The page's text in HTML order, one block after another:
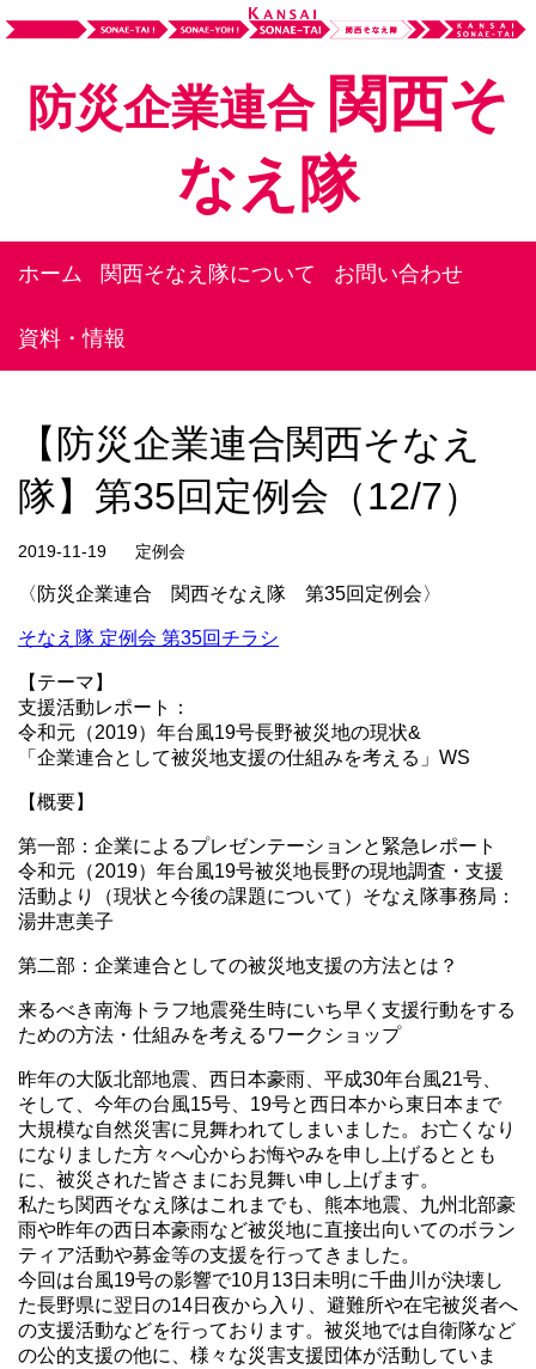
防災企業連合 関西そ
なえ隊
ホーム 関西そなえ隊について お問い合わせ
資料・情報
【防災企業連合関西そなえ
隊】第35回定例会（12/7）
2019-11-19 定例会
〈防災企業連合 関西そなえ隊 第35回定例会〉
そなえ隊 定例会 第35回チラシ
【テーマ】
支援活動レポート：
令和元（2019）年台風19号長野被災地の現状&
「企業連合として被災地支援の仕組みを考える」WS
【概要】
第一部：企業によるプレゼンテーションと緊急レポート
令和元（2019）年台風19号被災地長野の現地調査・支援
活動より（現状と今後の課題について）そなえ隊事務局：
湯井恵美子
第二部：企業連合としての被災地支援の方法とは？
来るべき南海トラフ地震発生時にいち早く支援行動をする
ための方法・仕組みを考えるワークショップ
昨年の大阪北部地震、西日本豪雨、平成30年台風21号、
そして、今年の台風15号、19号と西日本から東日本まで
大規模な自然災害に見舞われてしまいました。お亡くなり
になりました方々へ心からお悔やみを申し上げるととも
に、被災された皆さまにお見舞い申し上げます。
私たち関西そなえ隊はこれまでも、熊本地震、九州北部豪
雨や昨年の西日本豪雨など被災地に直接出向いてのボラン
ティア活動や募金等の支援を行ってきました。
今回は台風19号の影響で10月13日未明に千曲川が決壊し
た長野県に翌日の14日夜から入り、避難所や在宅被災者へ
の支援活動などを行っております。被災地では自衛隊など
の公的支援の他に、様々な災害支援団体が活動していま